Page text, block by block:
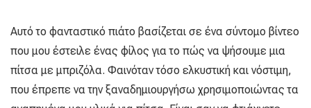
Αυτό το φανταστικό πιάτο βασίζεται σε ένα σύντομο βίντεο
που μου έστειλε ένας φίλος για το πώς να ψήσουμε μια
πίτσα με μπριζόλα. Φαινόταν τόσο ελκυστική και νόστιμη,
που έπρεπε να την ξαναδημιουργήσω χρησιμοποιώντας τα